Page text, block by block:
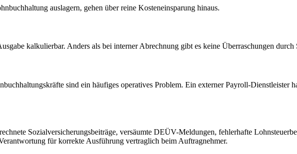
auslagern, gehen über reine Kosteneinsparung hinaus.
kalkulierbar. Anders als bei interner Abrechnung gibt es keine Überraschungen
sind ein häufiges operatives Problem. Ein externer Payroll-Dienstleister
Sozialversicherungsbeiträge, versäumte DEÜV-Meldungen, fehlerhafte
für korrekte Ausführung vertraglich beim Auftragnehmer.